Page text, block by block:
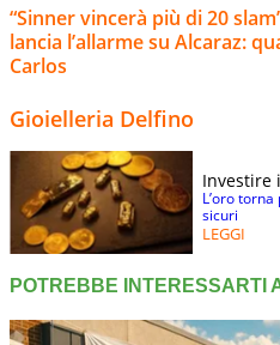
“Sinner vincerà più di 20
lancia l’allarme su Alcaraz:
Carlos
Gioielleria Delfino
Investire
L’oro
sicuri
LEGGI